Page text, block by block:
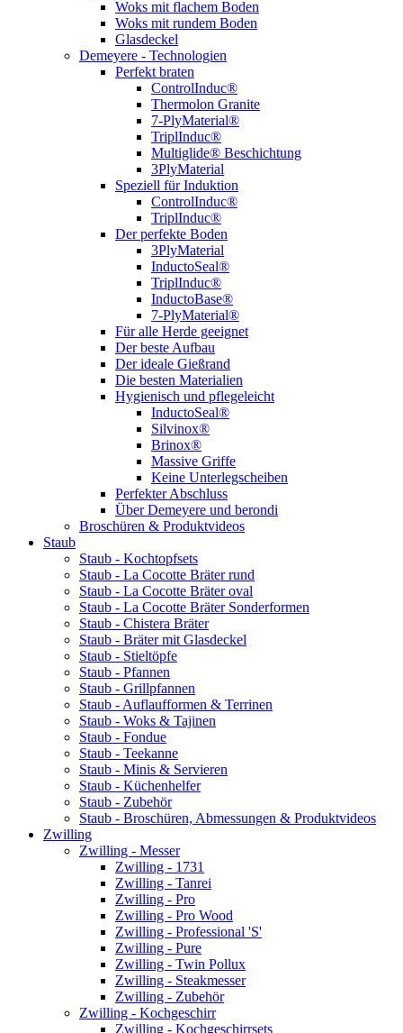
Woks mit flachem Boden
Woks mit rundem Boden
Glasdeckel
Demeyere - Technologien
Perfekt braten
ControlInduc®
Thermolon Granite
7-PlyMaterial®
TriplInduc®
Multiglide® Beschichtung
3PlyMaterial
Speziell für Induktion
ControlInduc®
TriplInduc®
Der perfekte Boden
3PlyMaterial
InductoSeal®
TriplInduc®
InductoBase®
7-PlyMaterial®
Für alle Herde geeignet
Der beste Aufbau
Der ideale Gießrand
Die besten Materialien
Hygienisch und pflegeleicht
InductoSeal®
Silvinox®
Brinox®
Massive Griffe
Keine Unterlegscheiben
Perfekter Abschluss
Über Demeyere und berondi
Broschüren & Produktvideos
Staub
Staub - Kochtopfsets
Staub - La Cocotte Bräter rund
Staub - La Cocotte Bräter oval
Staub - La Cocotte Bräter Sonderformen
Staub - Chistera Bräter
Staub - Bräter mit Glasdeckel
Staub - Stieltöpfe
Staub - Pfannen
Staub - Grillpfannen
Staub - Auflaufformen & Terrinen
Staub - Woks & Tajinen
Staub - Fondue
Staub - Teekanne
Staub - Minis & Servieren
Staub - Küchenhelfer
Staub - Zubehör
Staub - Broschüren, Abmessungen & Produktvideos
Zwilling
Zwilling - Messer
Zwilling - 1731
Zwilling - Tanrei
Zwilling - Pro
Zwilling - Pro Wood
Zwilling - Professional 'S'
Zwilling - Pure
Zwilling - Twin Pollux
Zwilling - Steakmesser
Zwilling - Zubehör
Zwilling - Kochgeschirr
Zwilling - Kochgeschirrsets